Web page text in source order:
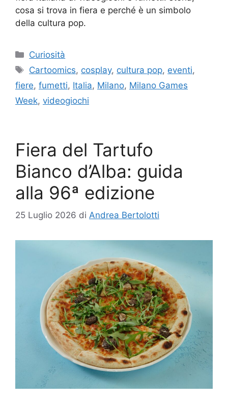
cosa si trova in fiera e perché è un simbolo
della cultura pop.
Categorie
Curiosità
Tag
Cartoomics, cosplay, cultura pop, eventi,
fiere, fumetti, Italia, Milano, Milano Games
Week, videogiochi
Fiera del Tartufo
Bianco d’Alba: guida
alla 96ª edizione
25 Luglio 2026 di Andrea Bertolotti